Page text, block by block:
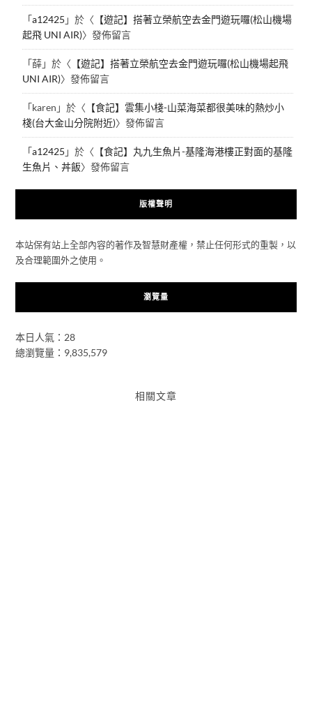
「a12425 」於〈 【遊記】搭著立榮航空去金門遊玩囉(松山機場
起飛 UNI AIR)〉發佈留言
「薛」於〈 【遊記】搭著立榮航空去金門遊玩囉(松山機場起飛
UNI AIR)〉發佈留言
「 karen 」於〈 【食記】雲集小棧-山菜海菜都很美味的熱炒小
棧(台大金山分院附近)〉發佈留言
「a12425 」於〈 【食記】丸九生魚片-基隆海港樓正對面的基隆
生魚片、丼飯〉發佈留言
版權聲明
本站保有站上全部內容的著作及智慧財產權，禁止任何形式的重製，以
及合理範圍外之使用。
瀏覽量
本日人氣：28
總瀏覽量：9,835,579
相關文章